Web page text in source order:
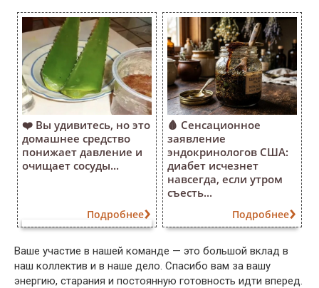
❤️ Вы удивитесь, но это
домашнее средство
понижает давление и
очищает сосуды...
Подробнее
🩸 Сенсационное
заявление
эндокринологов США:
диабет исчезнет
навсегда, если утром
съесть...
Подробнее
Ваше участие в нашей команде — это большой вклад в
наш коллектив и в наше дело. Спасибо вам за вашу
энергию, старания и постоянную готовность идти вперед.